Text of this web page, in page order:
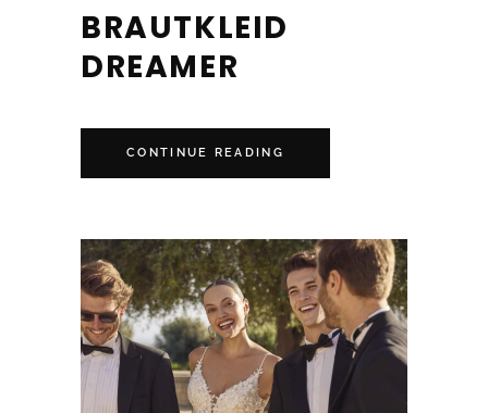
BRAUTKLEID
DREAMER
CONTINUE READING